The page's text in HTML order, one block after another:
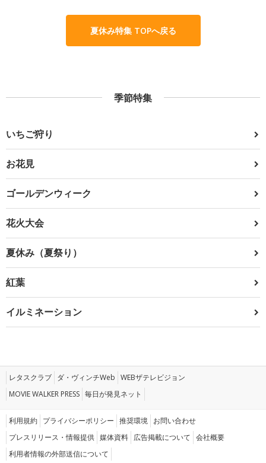
夏休み特集 TOPへ戻る
季節特集
いちご狩り
お花見
ゴールデンウィーク
花火大会
夏休み（夏祭り）
紅葉
イルミネーション
レタスクラブ ダ・ヴィンチWeb WEBザテレビジョン
MOVIE WALKER PRESS 毎日が発見ネット
利用規約 プライバシーポリシー 推奨環境 お問い合わせ
プレスリリース・情報提供 媒体資料 広告掲載について 会社概要
利用者情報の外部送信について